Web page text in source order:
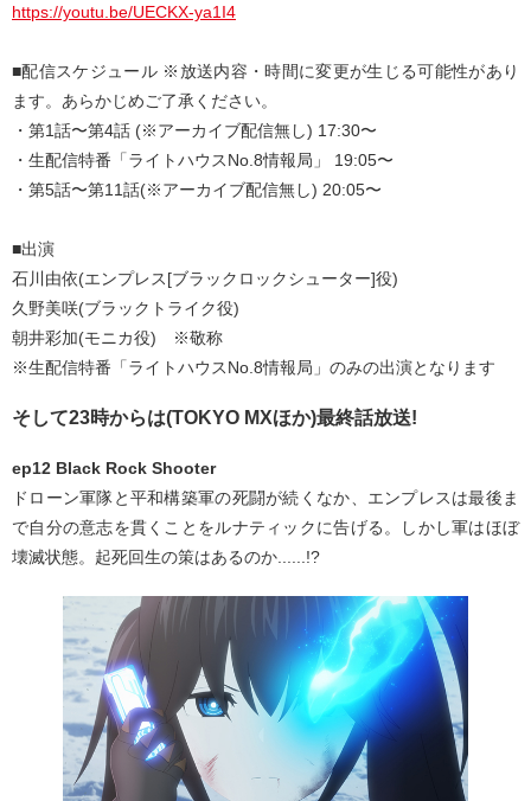
https://youtu.be/UECKX-ya1I4
■配信スケジュール ※放送内容・時間に変更が生じる可能性があり
ます。あらかじめご了承ください。
・第1話〜第4話 (※アーカイブ配信無し) 17:30〜
・生配信特番「ライトハウスNo.8情報局」 19:05〜
・第5話〜第11話(※アーカイブ配信無し) 20:05〜
■出演
石川由依(エンプレス[ブラックロックシューター]役)
久野美咲(ブラックトライク役)
朝井彩加(モニカ役) ※敬称
※生配信特番「ライトハウスNo.8情報局」のみの出演となります
そして23時からは(TOKYO MXほか)最終話放送!
ep12 Black Rock Shooter
ドローン軍隊と平和構築軍の死闘が続くなか、エンプレスは最後ま
で自分の意志を貫くことをルナティックに告げる。しかし軍はほぼ
壊滅状態。起死回生の策はあるのか......!?